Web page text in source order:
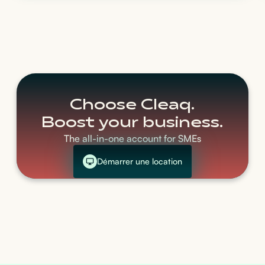
Choose Cleaq.
Boost your business.
The all-in-one account for SMEs
Démarrer une location